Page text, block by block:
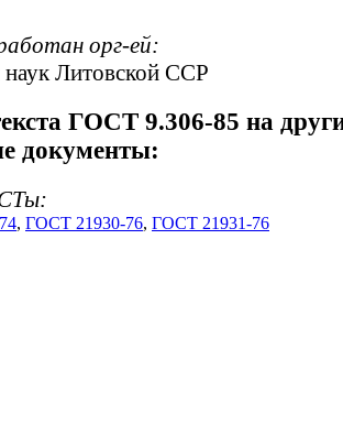
орг-ей:
Литовской ССР
ГОСТ 9.306-85 на
документы:
, ГОСТ 21930-76, ГОСТ 21931-76